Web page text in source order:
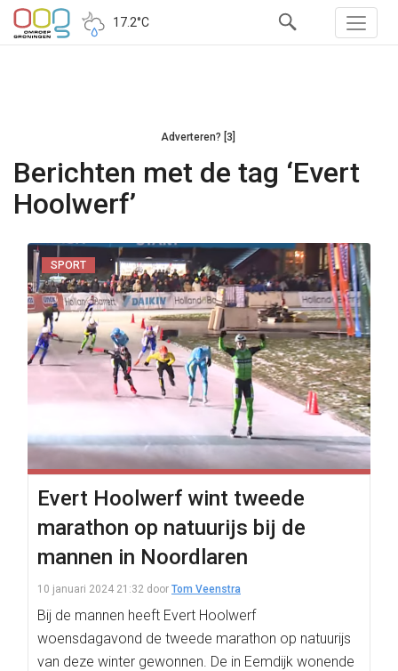
17.2°C
Adverteren? [3]
Berichten met de tag ‘Evert
Hoolwerf’
SPORT
Evert Hoolwerf wint tweede
marathon op natuurijs bij de
mannen in Noordlaren
10 januari 2024 21:32 door Tom Veenstra
Bij de mannen heeft Evert Hoolwerf
woensdagavond de tweede marathon op natuurijs
van deze winter gewonnen. De in Eemdijk wonende